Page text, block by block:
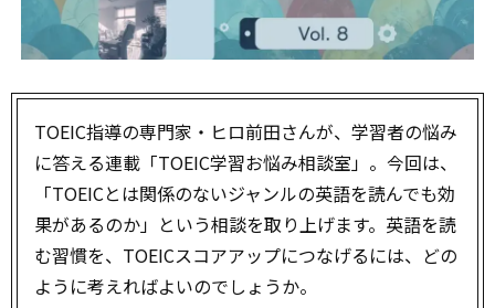
TOEIC指導の専門家・ヒロ前田さんが、学習者の悩み
に答える連載「TOEIC学習お悩み相談室」。今回は、
「TOEICとは関係のないジャンルの英語を読んでも効
果があるのか」という相談を取り上げます。英語を読
む習慣を、TOEICスコアアップにつなげるには、どの
ように考えればよいのでしょうか。